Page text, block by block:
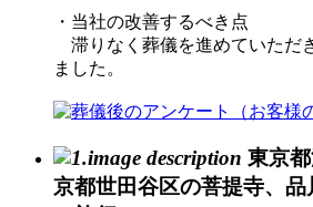
・当社の改善するべき点
滞りなく葬儀を進めていただ
ました。
東京
京都世田谷区の菩提寺、